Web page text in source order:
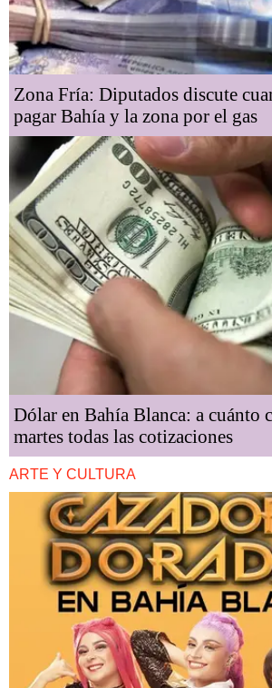
Zona Fría: Diputados discute
pagar Bahía y la zona por el gas
Dólar en Bahía Blanca: a cuánto
martes todas las cotizaciones
ARTE Y CULTURA